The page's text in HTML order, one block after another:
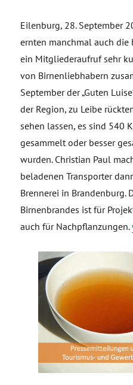
Eilenburg, 28. September
ernten manchmal auch die
ein Mitgliederaufruf sehr
von Birnenliebhabern
September der „Guten
der Region, zu Leibe
sehen lassen, es sind 540
gesammelt oder besser
wurden. Christian Paul
beladenen Transporter
Brennerei in Brandenburg.
Birnenbrandes ist für
auch für Nachpflanzungen.